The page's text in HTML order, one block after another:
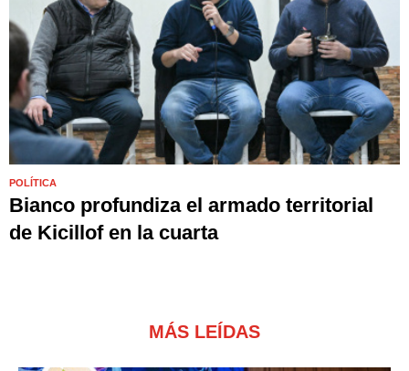
POLÍTICA
Bianco profundiza el armado territorial
de Kicillof en la cuarta
MÁS LEÍDAS